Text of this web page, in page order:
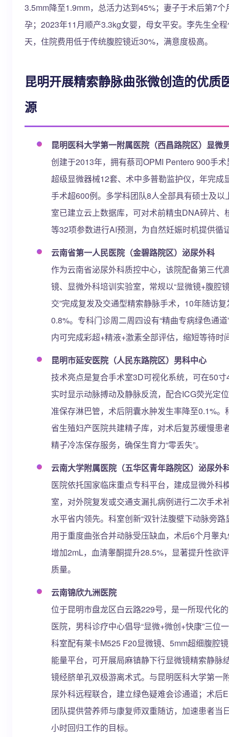
3.5mm降至1.9mm，总活力达到45%；妻子于术后第7个
孕；2023年11月顺产3.3kg女婴，母女平安。李先生全
天，住院费用低于传统腹腔镜近30%，满意度极高。
昆明开展精索静脉曲张微创造的优质
源
昆明医科大学第一附属医院（西昌路院区）显微
创建于2013年，拥有蔡司OPMI Pentero 900手
超级显微器械12套、术中多普勒监护仪，年完成
手术超600例。多学科团队8人全部具有硕士及以
室已建立云上数据库，可对术前精虫DNA碎片、
等32项参数进行AI预测，为自然妊娠时机提供循
云南省第一人民医院（金碧路院区）泌尿外科
作为云南省泌尿外科质控中心，该院配备第三代
镜、显微外科培训实验室，常规以“显微镜+腹腔
交”完成复发及交通型精索静脉手术，10年随访
0.8%。专科门诊周二周四设有“精曲专病绿色通
内可完成彩超+精液+激素全部评估，缩短等待时
昆明市延安医院（人民东路院区）男科中心
技术亮点是复合手术室3D可视化系统，可在50
实时显示动脉搏动及静脉反流，配合ICG荧光定
准保存淋巴管，术后阴囊水肿发生率降至0.1%。
省生殖妇产医院共建精子库，对术后复苏缓慢患
精子冷冻保存服务，确保生育力“零丢失”。
云南大学附属医院（五华区青年路院区）泌尿外
医院依托国家临床重点专科平台，建成显微外科
室，对外院复发或交通支漏扎病例进行二次手术
水平省内领先。科室创新“双针法腹壁下动脉旁路
用于重度曲张合并动脉受压缺血，术后6个月睾
增加2mL，血清睾酮提升28.5%，显著提升性欲
质量。
云南锦欣九洲医院
位于昆明市盘龙区白云路229号，是一所现代化
医院，男科诊疗中心倡导“显微+微创+快康”三位
科室配有莱卡M525 F20显微镜、5mm超细腹腔
能量平台，可开展局麻镇静下行显微镜精索静脉
镜经脐单孔双极游离术式。与昆明医科大学第一
尿外科远程联合，建立绿色疑难会诊通道；术后
团队提供营养师与康复师双重随访，加速患者当
小时回归工作的目标。